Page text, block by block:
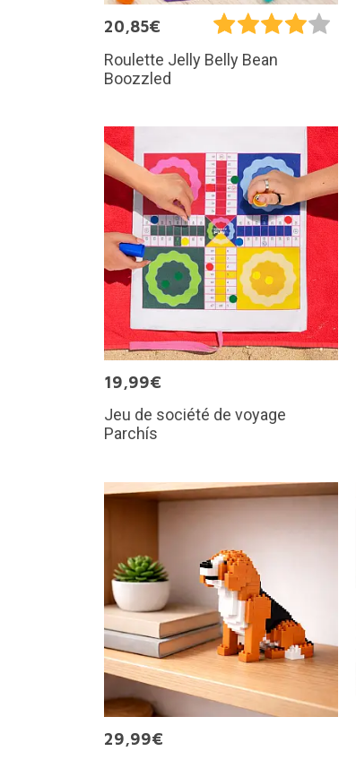
20,85€
Roulette Jelly Belly Bean
Boozzled
19,99€
Jeu de société de voyage
Parchís
29,99€